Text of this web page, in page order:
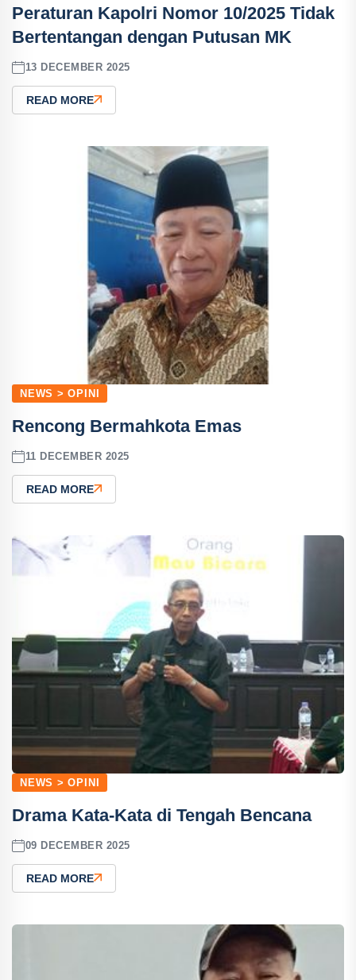
Peraturan Kapolri Nomor 10/2025 Tidak
Bertentangan dengan Putusan MK
13 DECEMBER 2025
READ MORE
NEWS > OPINI
Rencong Bermahkota Emas
11 DECEMBER 2025
READ MORE
NEWS > OPINI
Drama Kata-Kata di Tengah Bencana
09 DECEMBER 2025
READ MORE